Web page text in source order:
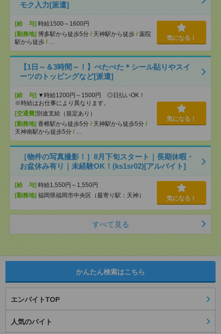
モク入力[派遣]
[給 与] 時給1500～1600円
[勤務地] 博多駅から徒歩5分 / 天神駅から徒歩 / 薬院
駅から徒歩 / …
気になる！
【1日～＆3時間～！】ぺたぺた＊シール貼りやスイ
ーツのトッピングなど[派遣]
[給 与] ▼時給1200円～1500円 ◎日払いOK！
※時給はお仕事により異なります。
[交通費] 別途支給（規定あり）
[勤務地] 香椎駅から徒歩5分 / 天神駅から徒歩5分 /
天神南駅から徒歩5分 / …
気になる！
［物件の写真撮影！］8月下旬スタート｜長期休暇・
お盆休み有り｜未経験OK！(ks1sr02)[アルバイト]
[給 与] 時給1,550円～1,550円
[勤務地] 福岡県福岡市中央区（最寄り駅：天神） 気になる！
すべて見る
かんたん検索はこちら
エンバイトTOP
人気のバイト